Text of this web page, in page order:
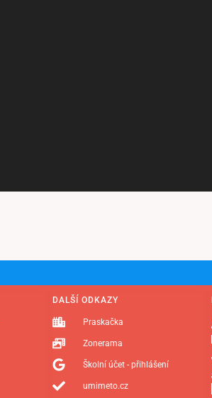
DALŠÍ ODKAZY
Praskačka
Zonerama
Školní účet - přihlášení
umimeto.cz